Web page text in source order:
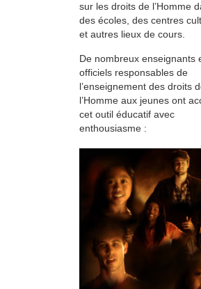
sur les droits de l’Homme
des écoles, des centres
et autres lieux de cours.
De nombreux enseignants
officiels responsables de
l’enseignement des droits
l’Homme aux jeunes ont
cet outil éducatif avec
enthousiasme :